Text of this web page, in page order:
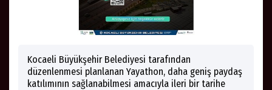
Kocaeli Büyükşehir Belediyesi tarafından
düzenlenmesi planlanan Yayathon, daha geniş paydaş
katılımının sağlanabilmesi amacıyla ileri bir tarihe